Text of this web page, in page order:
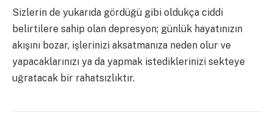
Sizlerin de yukarıda gördüğü gibi oldukça ciddi
belirtilere sahip olan depresyon; günlük hayatınızın
akışını bozar, işlerinizi aksatmanıza neden olur ve
yapacaklarınızı ya da yapmak istediklerinizi sekteye
uğratacak bir rahatsızlıktır.